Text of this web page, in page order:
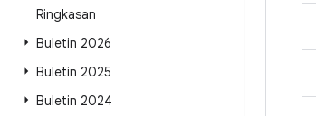
Ringkasan
Buletin 2026
Buletin 2025
Buletin 2024